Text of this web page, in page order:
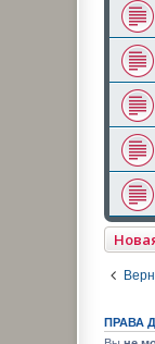
ПРАВА